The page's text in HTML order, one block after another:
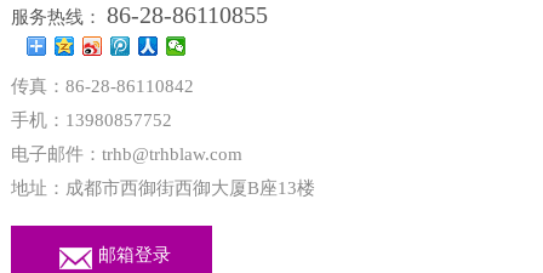
服务热线：
86-28-86110855
传真：86-28-86110842
手机：13980857752
电子邮件：trhb@trhblaw.com
地址：成都市西御街西御大厦B座13楼
邮箱登录